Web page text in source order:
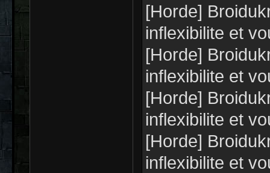
[Horde]
inflexibilite et
[Horde]
inflexibilite et
[Horde]
inflexibilite et
[Horde]
inflexibilite et